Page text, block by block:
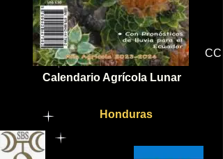
Honduras
Calendario Agrícola Lunar
CC